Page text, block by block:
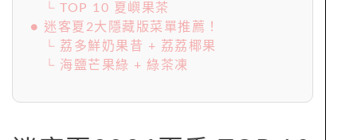
└ TOP 10 夏嶼果茶
● 迷客夏2大隱藏版菜單推薦！
└ 荔多鮮奶果昔 + 荔荔椰果
└ 海鹽芒果綠 + 綠茶凍